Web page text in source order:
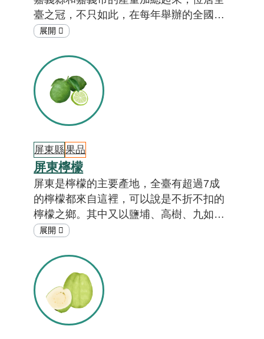
臺之冠，不只如此，在每年舉辦的全國小
果番茄競賽之中，幾乎所有獎項都是由嘉
果農，嘉義可說是小番茄的故鄉。想知道
嘉義縣市的小番茄為什麼這麼厲害嗎？答
案就在「在地特色小教室」。[註01,02]
屏東縣果品
屏東檸檬
屏東是檸檬的主要產地，全臺有超過7成
的檸檬都來自這裡，可以說是不折不扣的
檸檬之鄉。其中又以鹽埔、高樹、九如、
里港、長治等地區種植面積較多，幾乎集
呢？跟著「在地特色小教室」，揭開屏東
檸檬的秘密吧！ [註01]